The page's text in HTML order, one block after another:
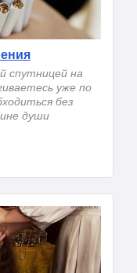
спутницей на
уже по
без
души